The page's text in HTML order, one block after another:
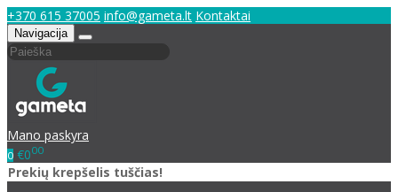
+370 615 37005 info@gameta.lt Kontaktai
Navigacija
Mano paskyra
0 €000
Prekių krepšelis tuščias!